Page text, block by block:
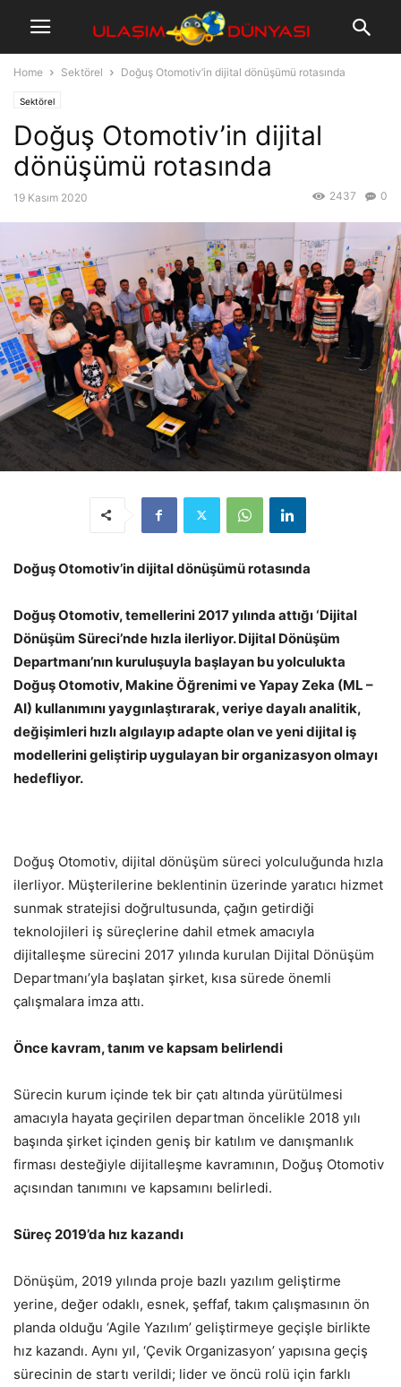
Home Sektörel Doğuş Otomotiv’in dijital dönüşümü rotasında
Sektörel
Doğuş Otomotiv’in dijital
dönüşümü rotasında
19 Kasım 2020 0
2437
Doğuş Otomotiv’in dijital dönüşümü rotasında
Doğuş Otomotiv, temellerini 2017 yılında attığı ‘Dijital
Dönüşüm Süreci’nde hızla ilerliyor. Dijital Dönüşüm
Departmanı’nın kuruluşuyla başlayan bu yolculukta
Doğuş Otomotiv, Makine Öğrenimi ve Yapay Zeka (ML –
AI) kullanımını yaygınlaştırarak, veriye dayalı analitik,
değişimleri hızlı algılayıp adapte olan ve yeni dijital iş
modellerini geliştirip uygulayan bir organizasyon olmayı
hedefliyor.
Doğuş Otomotiv, dijital dönüşüm süreci yolculuğunda hızla
ilerliyor. Müşterilerine beklentinin üzerinde yaratıcı hizmet
sunmak stratejisi doğrultusunda, çağın getirdiği
teknolojileri iş süreçlerine dahil etmek amacıyla
dijitalleşme sürecini 2017 yılında kurulan Dijital Dönüşüm
Departmanı’yla başlatan şirket, kısa sürede önemli
çalışmalara imza attı.
Önce kavram, tanım ve kapsam belirlendi
Sürecin kurum içinde tek bir çatı altında yürütülmesi
amacıyla hayata geçirilen departman öncelikle 2018 yılı
başında şirket içinden geniş bir katılım ve danışmanlık
firması desteğiyle dijitalleşme kavramının, Doğuş Otomotiv
açısından tanımını ve kapsamını belirledi.
Süreç 2019’da hız kazandı
Dönüşüm, 2019 yılında proje bazlı yazılım geliştirme
yerine, değer odaklı, esnek, şeffaf, takım çalışmasının ön
planda olduğu ‘Agile Yazılım’ geliştirmeye geçişle birlikte
hız kazandı. Aynı yıl, ‘Çevik Organizasyon’ yapısına geçiş
sürecinin de startı verildi; lider ve öncü rolü için farklı